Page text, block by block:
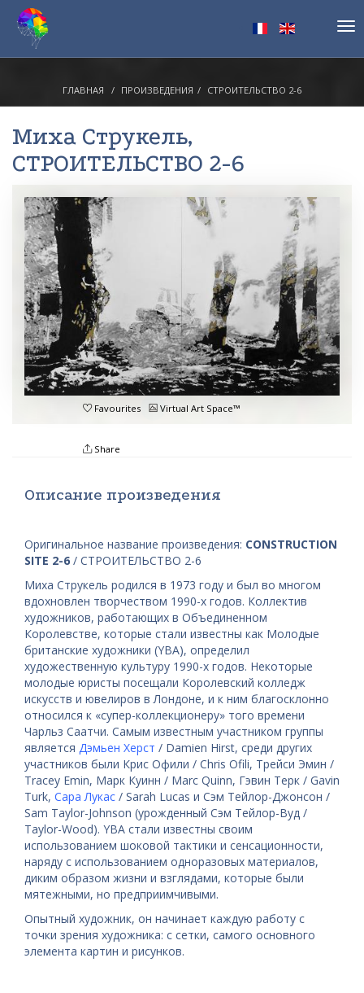
ГЛАВНАЯ ПРОИЗВЕДЕНИЯ СТРОИТЕЛЬСТВО 2-6
Миха Струкель,
СТРОИТЕЛЬСТВО 2-6
Favourites Virtual Art Space™
Share
Описание произведения
Оригинальное название произведения: CONSTRUCTION
SITE 2-6 / СТРОИТЕЛЬСТВО 2-6
Миха Струкель родился в 1973 году и был во многом
вдохновлен творчеством 1990-х годов. Коллектив
художников, работающих в Объединенном
Королевстве, которые стали известны как Молодые
британские художники (YBA), определил
художественную культуру 1990-х годов. Некоторые
молодые юристы посещали Королевский колледж
искусств и ювелиров в Лондоне, и к ним благосклонно
относился к «супер-коллекционеру» того времени
Чарльз Саатчи. Самым известным участником группы
является Дэмьен Херст / Damien Hirst, среди других
участников были Крис Офили / Chris Ofili, Трейси Эмин /
Tracey Emin, Марк Куинн / Marc Quinn, Гэвин Терк / Gavin
Turk, Сара Лукас / Sarah Lucas и Сэм Тейлор-Джонсон /
Sam Taylor-Johnson (урожденный Сэм Тейлор-Вуд /
Taylor-Wood). YBA стали известны своим
использованием шоковой тактики и сенсационности,
наряду с использованием одноразовых материалов,
диким образом жизни и взглядами, которые были
мятежными, но предприимчивыми.
Опытный художник, он начинает каждую работу с
точки зрения художника: с сетки, самого основного
элемента картин и рисунков.